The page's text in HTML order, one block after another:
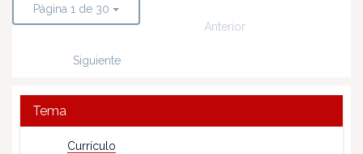
Página 1 de 30
Anterior
Siguiente
Tema
Currículo